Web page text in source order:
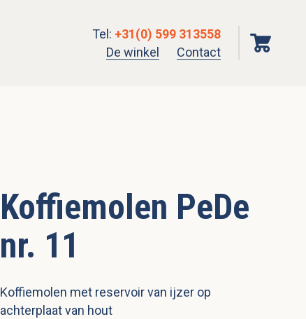
Tel: +31(0) 599 313558
De winkel
Contact
Koffiemolen PeDe
nr. 11
Koffiemolen met reservoir van ijzer op
achterplaat van hout